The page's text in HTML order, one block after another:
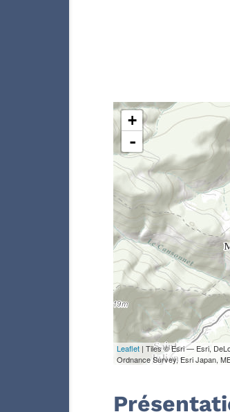
+
-
Leaflet | Tiles © Esri — Esri,
Ordnance Survey, Esri Japan,